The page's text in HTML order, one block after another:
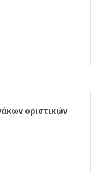
οριστικών